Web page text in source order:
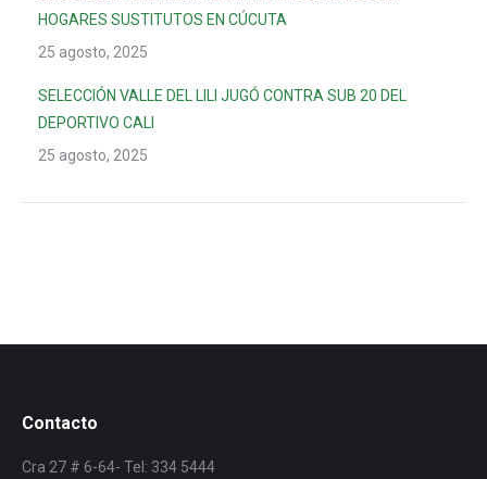
HOGARES SUSTITUTOS EN CÚCUTA
25 agosto, 2025
SELECCIÓN VALLE DEL LILI JUGÓ CONTRA SUB 20 DEL
DEPORTIVO CALI
25 agosto, 2025
Contacto
Cra 27 # 6-64- Tel: 334 5444